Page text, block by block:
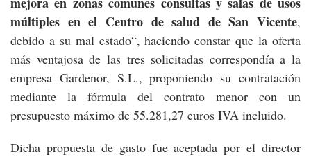
múltiples en el Centro de salud de San Vicente,
debido a su mal estado“, haciendo constar que la oferta
más ventajosa de las tres solicitadas correspondía a la
empresa Gardenor, S.L., proponiendo su contratación
mediante la fórmula del contrato menor con un
presupuesto máximo de 55.281,27 euros IVA incluido.
Dicha propuesta de gasto fue aceptada por el director